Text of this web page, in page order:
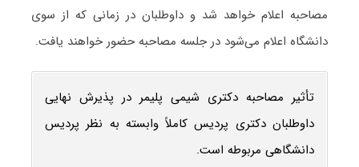
مصاحبه اعلام خواهد شد و داوطلبان در زمانی که از سوی
دانشگاه اعلام می‌شود در جلسه مصاحبه حضور خواهند یافت.
تأثیر مصاحبه دکتری شیمی پلیمر در پذیرش نهایی
داوطلبان دکتری پردیس کاملاً وابسته به نظر پردیس
دانشگاهی مربوطه است.